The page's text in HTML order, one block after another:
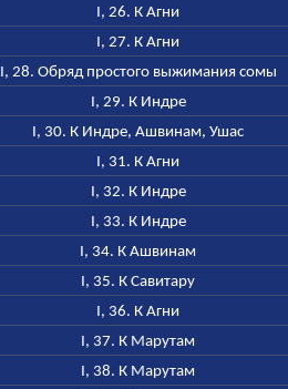
I, 26. К Агни
I, 27. К Агни
I, 28. Обряд простого выжимания сомы
I, 29. К Индре
I, 30. К Индре, Ашвинам, Ушас
I, 31. К Агни
I, 32. К Индре
I, 33. К Индре
I, 34. К Ашвинам
I, 35. К Савитару
I, 36. К Агни
I, 37. К Марутам
I, 38. К Марутам